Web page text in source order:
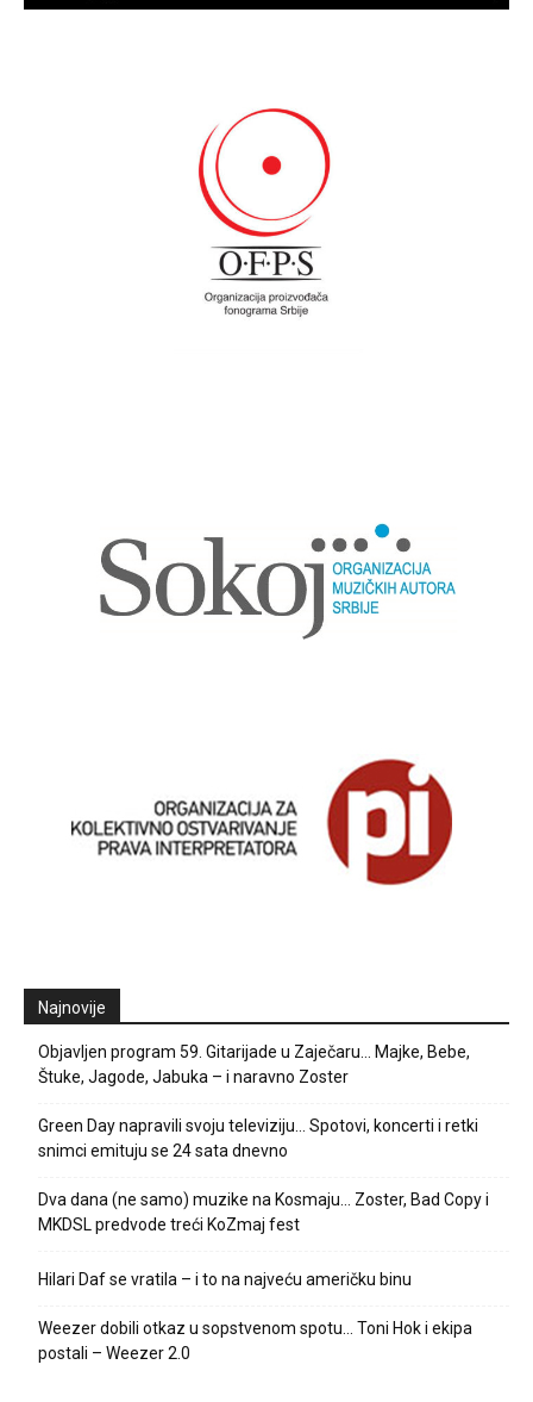
Najnovije
Objavljen program 59. Gitarijade u Zaječaru… Majke, Bebe,
Štuke, Jagode, Jabuka – i naravno Zoster
Green Day napravili svoju televiziju… Spotovi, koncerti i retki
snimci emituju se 24 sata dnevno
Dva dana (ne samo) muzike na Kosmaju… Zoster, Bad Copy i
MKDSL predvode treći KoZmaj fest
Hilari Daf se vratila – i to na najveću američku binu
Weezer dobili otkaz u sopstvenom spotu… Toni Hok i ekipa
postali – Weezer 2.0